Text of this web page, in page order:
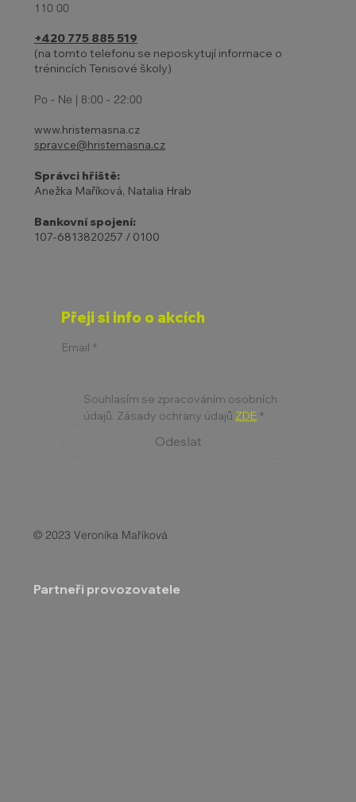
110 00
+420 775 885 519
(na tomto telefonu se neposkytují informace o
trénincích Tenisové školy)
Po - Ne | 8:00 - 22:00
www.hristemasna.cz
spravce@hristemasna.cz
Správci hřiště:
Anežka Maříková, Natalia Hrab
Bankovní spojení:
107-6813820257 / 0100
Přeji si info o akcích
Email *
Souhlasím se zpracováním osobních
údajů. Zásady ochrany údajů ZDE *
Odeslat
© 2023 Veronika Maříková
Partneři provozovatele